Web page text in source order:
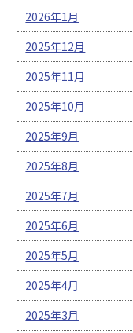
2026年1月
2025年12月
2025年11月
2025年10月
2025年9月
2025年8月
2025年7月
2025年6月
2025年5月
2025年4月
2025年3月